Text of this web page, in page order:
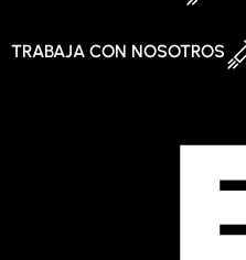
TRABAJA CON NOSOTROS